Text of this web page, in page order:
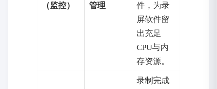
（监控）
管理
件，为录
屏软件留
出充足
CPU与内
存资源。
录制完成